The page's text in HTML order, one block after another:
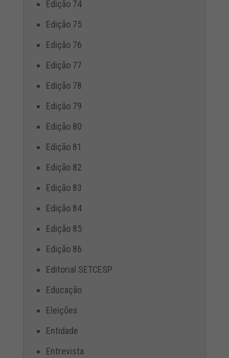
Edição 74
Edição 75
Edição 76
Edição 77
Edição 78
Edição 79
Edição 80
Edição 81
Edição 82
Edição 83
Edição 84
Edição 85
Edição 86
Editorial SETCESP
Educação
Eleições
Entidade
Entrevista